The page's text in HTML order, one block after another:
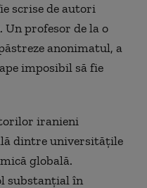
scrise de autori
profesor de la o
anonimatul, a
imposibil să fie
iranieni
dintre universităţile
globală.
substanţial în